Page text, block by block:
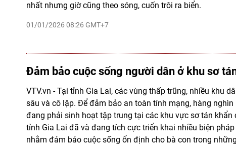
01/01/2026 08:26 GMT+7
nhất nhưng giờ cũng theo sóng, cuốn trôi ra biển.
Đảm bảo cuộc sống người dân ở khu sơ
VTV.vn - Tại tỉnh Gia Lai, các vùng thấp trũng, nhiều khu
sâu và cô lập. Để đảm bảo an toàn tính mạng, hàng
đang phải sinh hoạt tập trung tại các khu vực sơ tán khẩn
tỉnh Gia Lai đã và đang tích cực triển khai nhiều biện
nhằm đảm bảo cuộc sống ổn định cho bà con trong